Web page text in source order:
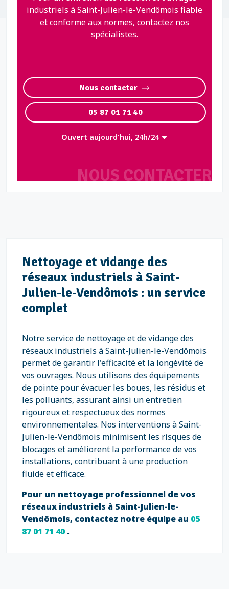
NOUS CONTACTER
industriels à Saint-Julien-le-Vendômois fiable
et conforme aux normes, contactez nos
spécialistes.
Nous contacter
05 87 01 71 40
Ouvert aujourd'hui, 24h/24
Nettoyage et vidange des
réseaux industriels à Saint-
Julien-le-Vendômois : un service
complet
Notre service de nettoyage et de vidange des
réseaux industriels à Saint-Julien-le-Vendômois
permet de garantir l'efficacité et la longévité de
vos ouvrages. Nous utilisons des équipements
de pointe pour évacuer les boues, les résidus et
les polluants, assurant ainsi un entretien
rigoureux et respectueux des normes
environnementales. Nos interventions à Saint-
Julien-le-Vendômois minimisent les risques de
blocages et améliorent la performance de vos
installations, contribuant à une production
fluide et efficace.
Pour un nettoyage professionnel de vos
réseaux industriels à Saint-Julien-le-
Vendômois, contactez notre équipe au 05
87 01 71 40.